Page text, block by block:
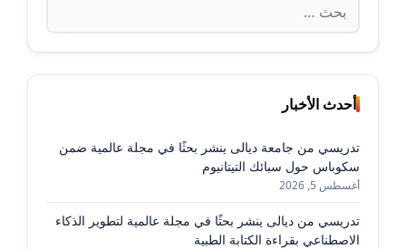
عن:
أحدث الأخبار
تدريسي من جامعة ديالى ينشر بحثًا في مجلة عالمية ضمن
سكوباس حول سبائك التيتانيوم
أغسطس 5, 2026
تدريسي من ديالى ينشر بحثًا في مجلة عالمية لتطوير الذكاء
الاصطناعي بقراءة الكتابة الطبية